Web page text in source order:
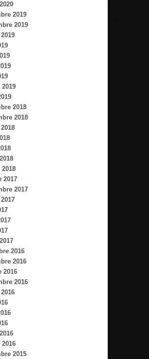
2019
2019
2018
2018
2017
2017
2016
2016
2016
2016
2015